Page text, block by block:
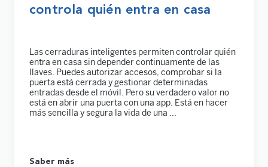
controla quién entra en casa
Las cerraduras inteligentes permiten controlar quién
entra en casa sin depender continuamente de las
llaves. Puedes autorizar accesos, comprobar si la
puerta está cerrada y gestionar determinadas
entradas desde el móvil. Pero su verdadero valor no
está en abrir una puerta con una app. Está en hacer
más sencilla y segura la vida de una ...
Saber más